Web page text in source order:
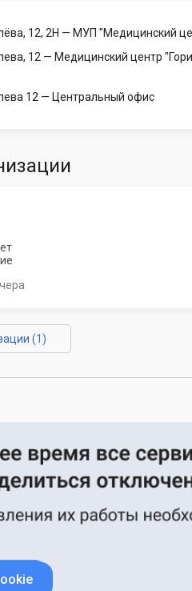
12, 2Н — МУП "Медицинский
12 — Медицинский центр
12 — Центральный офис
(1)